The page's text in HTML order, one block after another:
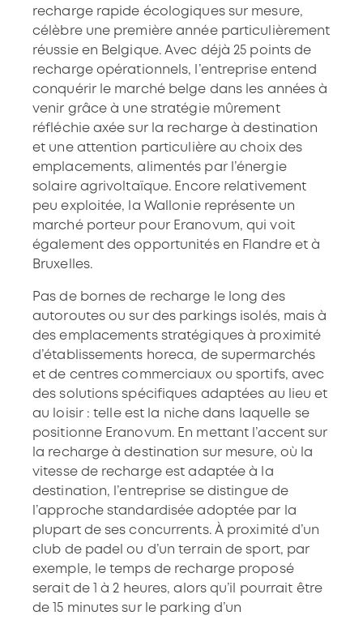
recharge rapide écologiques sur mesure,
célèbre une première année particulièrement
réussie en Belgique. Avec déjà 25 points de
recharge opérationnels, l’entreprise entend
conquérir le marché belge dans les années à
venir grâce à une stratégie mûrement
réfléchie axée sur la recharge à destination
et une attention particulière au choix des
emplacements, alimentés par l’énergie
solaire agrivoltaïque. Encore relativement
peu exploitée, la Wallonie représente un
marché porteur pour Eranovum, qui voit
également des opportunités en Flandre et à
Bruxelles.
Pas de bornes de recharge le long des
autoroutes ou sur des parkings isolés, mais à
des emplacements stratégiques à proximité
d’établissements horeca, de supermarchés
et de centres commerciaux ou sportifs, avec
des solutions spécifiques adaptées au lieu et
au loisir : telle est la niche dans laquelle se
positionne Eranovum. En mettant l’accent sur
la recharge à destination sur mesure, où la
vitesse de recharge est adaptée à la
destination, l’entreprise se distingue de
l’approche standardisée adoptée par la
plupart de ses concurrents. À proximité d’un
club de padel ou d’un terrain de sport, par
exemple, le temps de recharge proposé
serait de 1 à 2 heures, alors qu’il pourrait être
de 15 minutes sur le parking d’un